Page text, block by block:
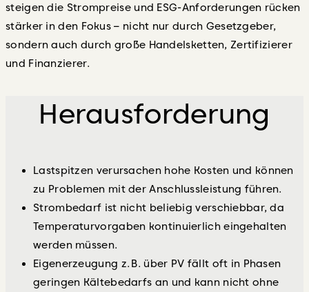
steigen die Strompreise und ESG-Anforderungen rücken
stärker in den Fokus – nicht nur durch Gesetzgeber,
sondern auch durch große Handelsketten, Zertifizierer
und Finanzierer.
Herausforderung
Lastspitzen verursachen hohe Kosten und können
zu Problemen mit der Anschlussleistung führen.
Strombedarf ist nicht beliebig verschiebbar, da
Temperaturvorgaben kontinuierlich eingehalten
werden müssen.
Eigenerzeugung z. B. über PV fällt oft in Phasen
geringen Kältebedarfs an und kann nicht ohne